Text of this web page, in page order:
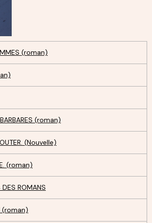
(roman)
(roman)
(Nouvelle)
(roman)
DES ROMANS
(roman)